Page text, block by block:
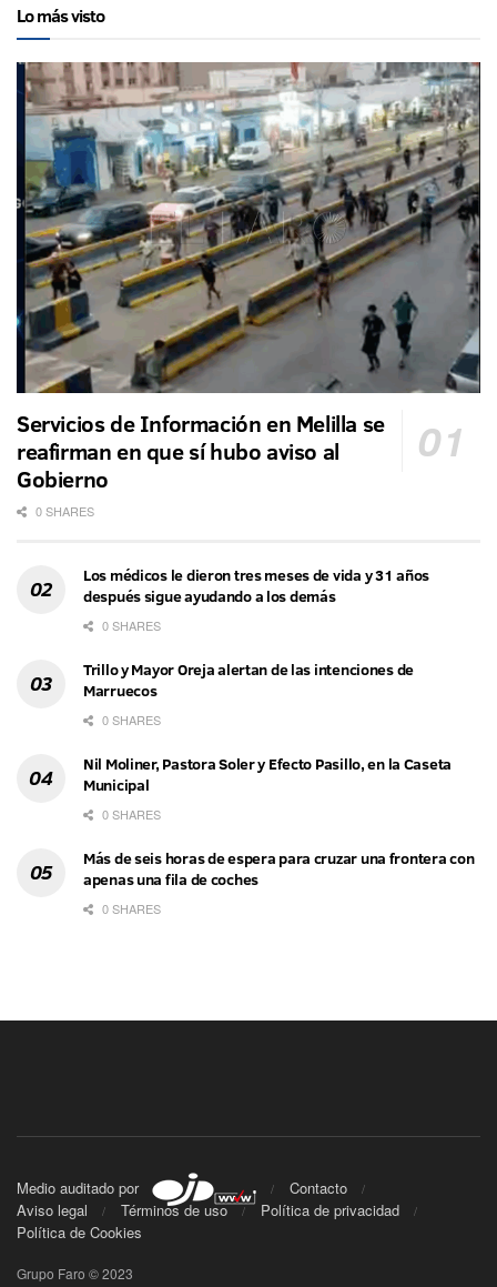
Lo más visto
Servicios de Información en Melilla se
reafirman en que sí hubo aviso al
Gobierno
0 SHARES
Los médicos le dieron tres meses de vida y 31 años
después sigue ayudando a los demás
0 SHARES
Trillo y Mayor Oreja alertan de las intenciones de
Marruecos
0 SHARES
Nil Moliner, Pastora Soler y Efecto Pasillo, en la Caseta
Municipal
0 SHARES
Más de seis horas de espera para cruzar una frontera con
apenas una fila de coches
0 SHARES
Medio auditado por
Contacto
Aviso legal
Términos de uso
Política de privacidad
Política de Cookies
Grupo Faro © 2023